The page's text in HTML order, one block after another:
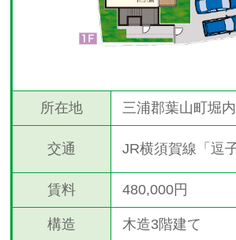
所在地
交通
三浦郡葉山町堀内
JR横須賀線「逗
賃料
構造
480,000円
木造3階建て